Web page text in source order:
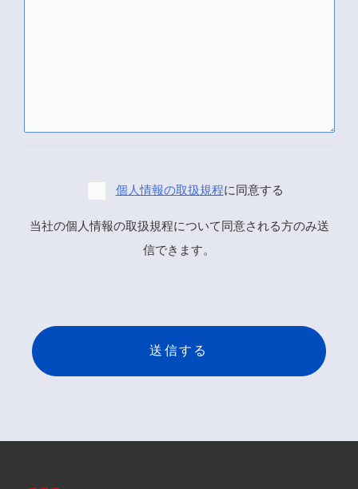
個人情報の取扱規程に同意する
当社の個人情報の取扱規程について同意される方のみ送
信できます。